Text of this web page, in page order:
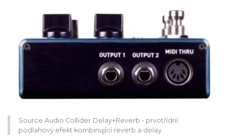
Source Audio Collider Delay+Reverb - prvotřídní
podlahový efekt kombinující reverb a delay